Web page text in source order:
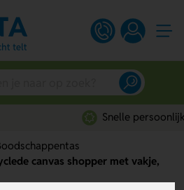
persoonlijke service
canvas shopper met vakje,